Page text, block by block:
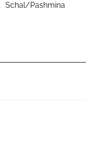
Schal/Pashmina